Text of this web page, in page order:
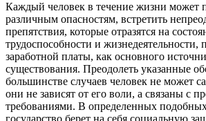
Каждый человек в течение жизни может
различным опасностям, встретить
препятствия, которые отразятся на
трудоспособности и жизнедеятельности,
заработной платы, как основного
существования. Преодолеть указанные
большинстве случаев человек не может
они не зависят от его воли, а связаны с
требованиями. В определенных